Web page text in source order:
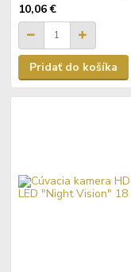
10,06 €
Pridať do košíka